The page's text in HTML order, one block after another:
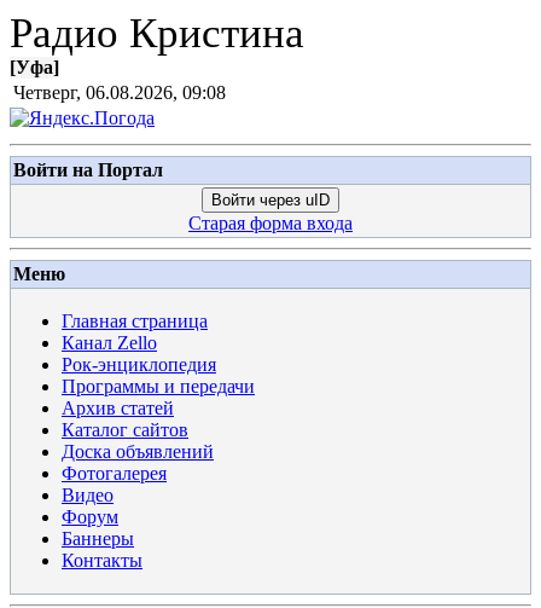
Радио Кристина
[Уфа]
Четверг, 06.08.2026, 09:08
Войти на Портал
Войти через uID
Старая форма входа
Меню
Главная страница
Канал Zello
Рок-энциклопедия
Программы и передачи
Архив статей
Каталог сайтов
Доска объявлений
Фотогалерея
Видео
Форум
Баннеры
Контакты